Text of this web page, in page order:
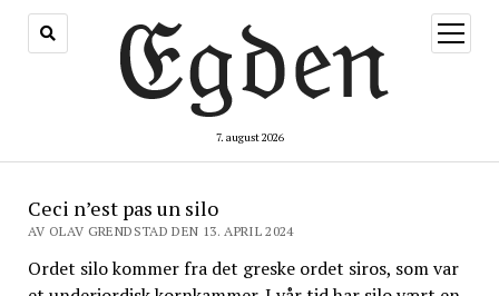
7. august 2026
åpne
meny
Egden
Ceci n’est pas un silo
AV OLAV GRENDSTAD DEN 13. APRIL 2024
Ordet silo kommer fra det greske ordet siros, som var